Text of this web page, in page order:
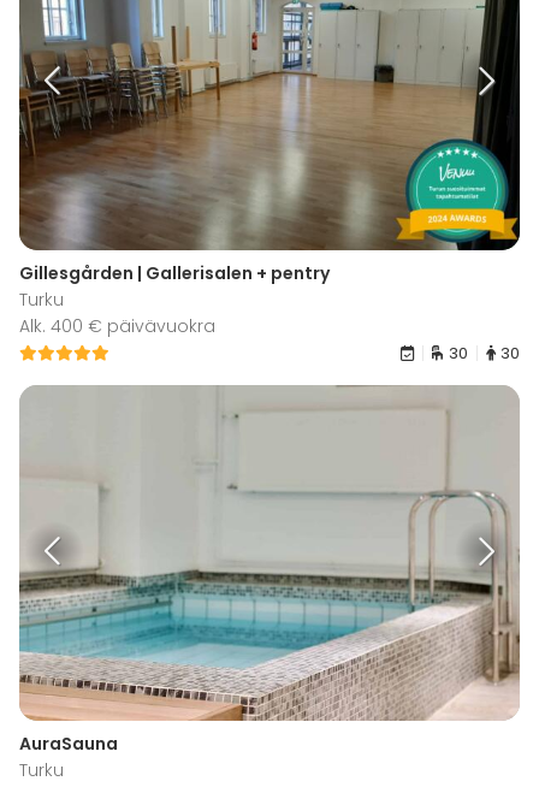
Gillesgården | Gallerisalen + pentry
Turku
Alk. 400 € päivävuokra
30 30
AuraSauna
Turku